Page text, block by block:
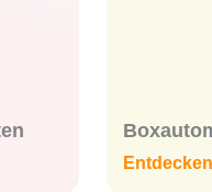
Entdecken